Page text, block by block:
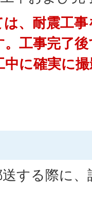
、耐震工
工事完了
中に確実に
する際に